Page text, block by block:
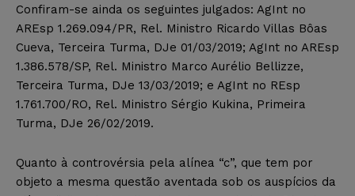
Confiram-se ainda os seguintes julgados: AgInt no
AREsp 1.269.094/PR, Rel. Ministro Ricardo Villas Bôas
Cueva, Terceira Turma, DJe 01/03/2019; AgInt no AREsp
1.386.578/SP, Rel. Ministro Marco Aurélio Bellizze,
Terceira Turma, DJe 13/03/2019; e AgInt no REsp
1.761.700/RO, Rel. Ministro Sérgio Kukina, Primeira
Turma, DJe 26/02/2019.
Quanto à controvérsia pela alínea “c”, que tem por
objeto a mesma questão aventada sob os auspícios da